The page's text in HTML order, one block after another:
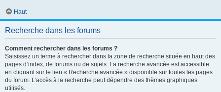
Haut
Recherche dans les forums
Comment rechercher dans les forums ?
Saisissez un terme à rechercher dans la zone de recherche située en haut des
pages d’index, de forums ou de sujets. La recherche avancée est accessible
en cliquant sur le lien « Recherche avancée » disponible sur toutes les pages
du forum. L’accès à la recherche peut dépendre des thèmes graphiques
utilisés.